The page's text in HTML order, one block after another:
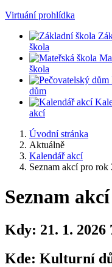
Virtuání prohlídka
škola
škola
dům
akcí
Úvodní stránka
Aktuálně
Kalendář akcí
Seznam akcí pro rok
Seznam
Kdy: 21. 1. 2026
Kde: Kulturní